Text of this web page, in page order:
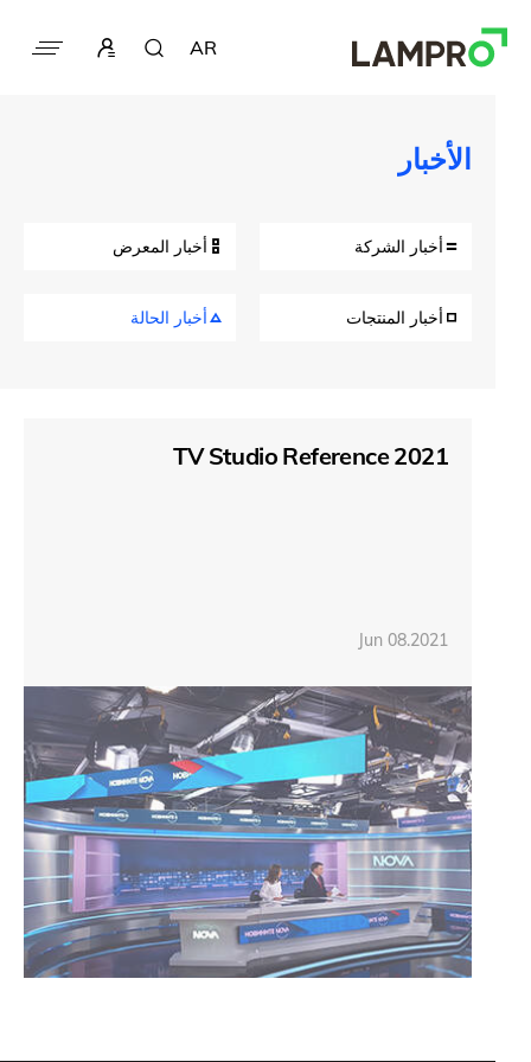
AR
الأخبار
أخبار الشركة أخبار المعرض
أخبار المنتجات أخبار الحالة
TV Studio Reference 2021
Jun 08.2021